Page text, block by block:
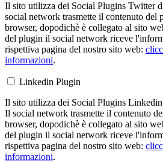
Il sito utilizza dei Social Plugins Twitter
social network trasmette il contenuto del
browser, dopodichè è collegato al sito
del plugin il social network riceve
rispettiva pagina del nostro sito web:
informazioni.
Linkedin Plugin
Il sito utilizza dei Social Plugins
Il social network trasmette il contenuto
browser, dopodichè è collegato al sito
del plugin il social network riceve
rispettiva pagina del nostro sito web:
informazioni.